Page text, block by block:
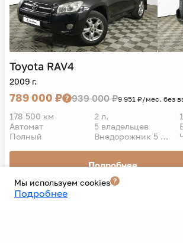
Toyota RAV4
2009 г.
789 000 ₽ 939 000 ₽9 951 ₽/мес. без
178 500 км 2 л.
Автомат
5 владельцев
Полный
Внедорожник 5 дв.
Подробнее
Мы используем cookies
Подробнее